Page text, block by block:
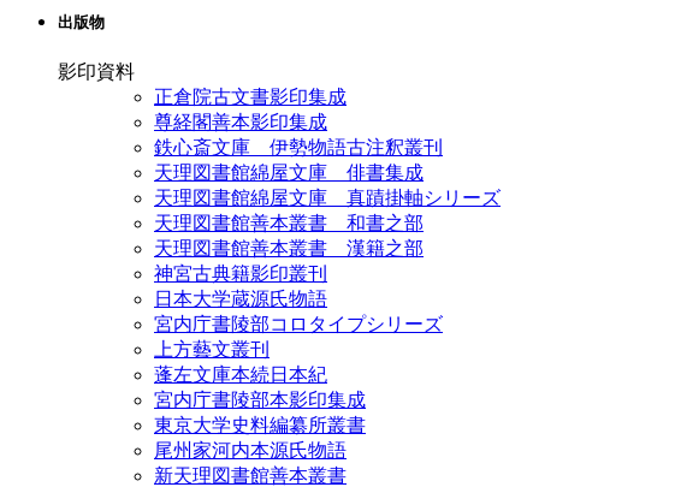
出版物
影印資料
正倉院古文書影印集成
尊経閣善本影印集成
鉄心斎文庫 伊勢物語古注釈叢刊
天理図書館綿屋文庫 俳書集成
天理図書館綿屋文庫 真蹟掛軸シリーズ
天理図書館善本叢書 和書之部
天理図書館善本叢書 漢籍之部
神宮古典籍影印叢刊
日本大学蔵源氏物語
宮内庁書陵部コロタイプシリーズ
上方藝文叢刊
蓬左文庫本続日本紀
宮内庁書陵部本影印集成
東京大学史料編纂所叢書
尾州家河内本源氏物語
新天理図書館善本叢書